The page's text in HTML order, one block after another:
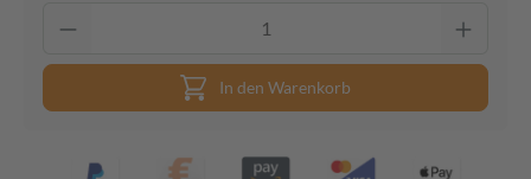
In den Warenkorb